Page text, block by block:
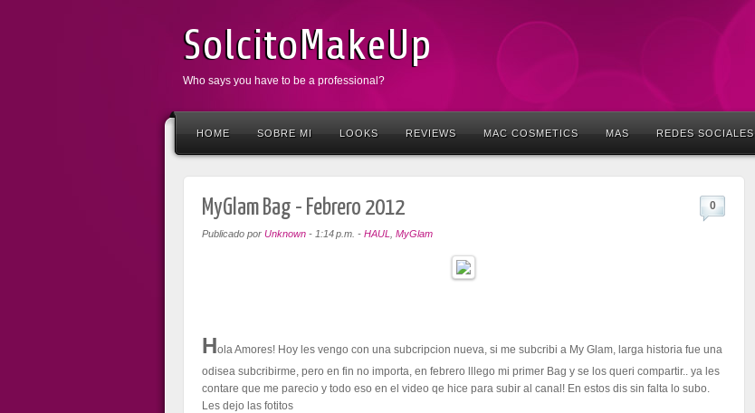
SolcitoMakeUp
Who says you have to be a professional?
HOME SOBRE MI LOOKS REVIEWS MAC COSMETICS MAS REDES SOCIALES
MyGlam Bag - Febrero 2012
Publicado por Unknown - 1:14 p.m. - HAUL MyGlam
0
Hola Amores! Hoy les vengo con una subcripcion nueva, si me subcribi a My Glam, larga historia fue una
odisea subcribirme, pero en fin no importa, en febrero lllego mi primer Bag y se los queri compartir.. ya les
contare que me parecio y todo eso en el video qe hice para subir al canal! En estos dis sin falta lo subo.
Les dejo las fotitos